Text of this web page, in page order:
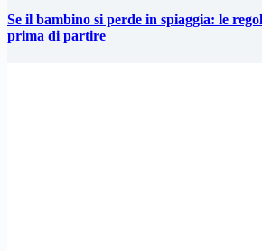
Se il bambino si perde in spiaggia: le
prima di partire